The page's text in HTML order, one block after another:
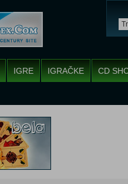
IGRE IGRAČKE CD